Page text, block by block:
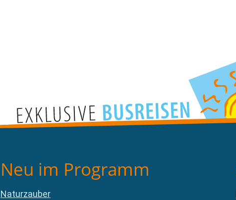
Neu im Programm
Naturzauber